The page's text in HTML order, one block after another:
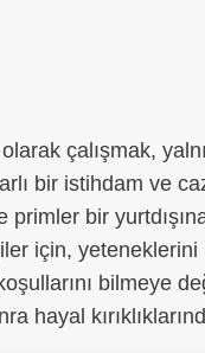
olarak çalışmak,
bir istihdam ve
bir
için,
bilmeye
hayal